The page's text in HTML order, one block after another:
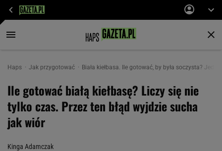
Haps Jak przygotować Biała kiełbasa. Ile gotować, by była soczysta?
Ile gotować białą kiełbasę? Liczy się nie
tylko czas. Przez ten błąd wyjdzie sucha
jak wiór
Kinga Adamczak